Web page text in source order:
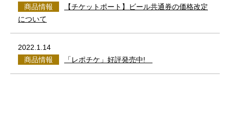
商品情報
【チケットポート】ビール共通券の価格改定
について
2022.1.14
商品情報
「レポチケ」好評発売中!